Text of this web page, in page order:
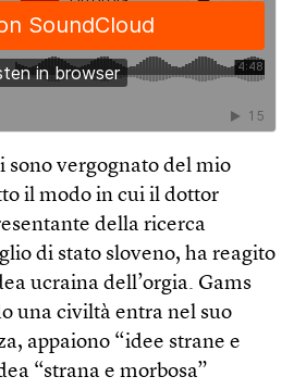
sono vergognato del mio
il modo in cui il dottor
della ricerca
di stato sloveno, ha reagito
ucraina dell’orgia. Gams
una civiltà entra nel suo
appaiono “idee strane e
“strana e morbosa”